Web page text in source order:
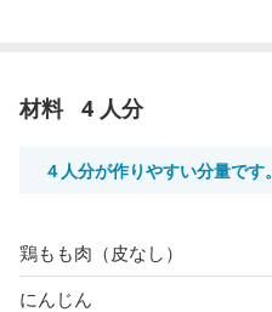
材料 4 人分
４人分が作りやすい分量です。
鶏もも肉（皮なし）
にんじん